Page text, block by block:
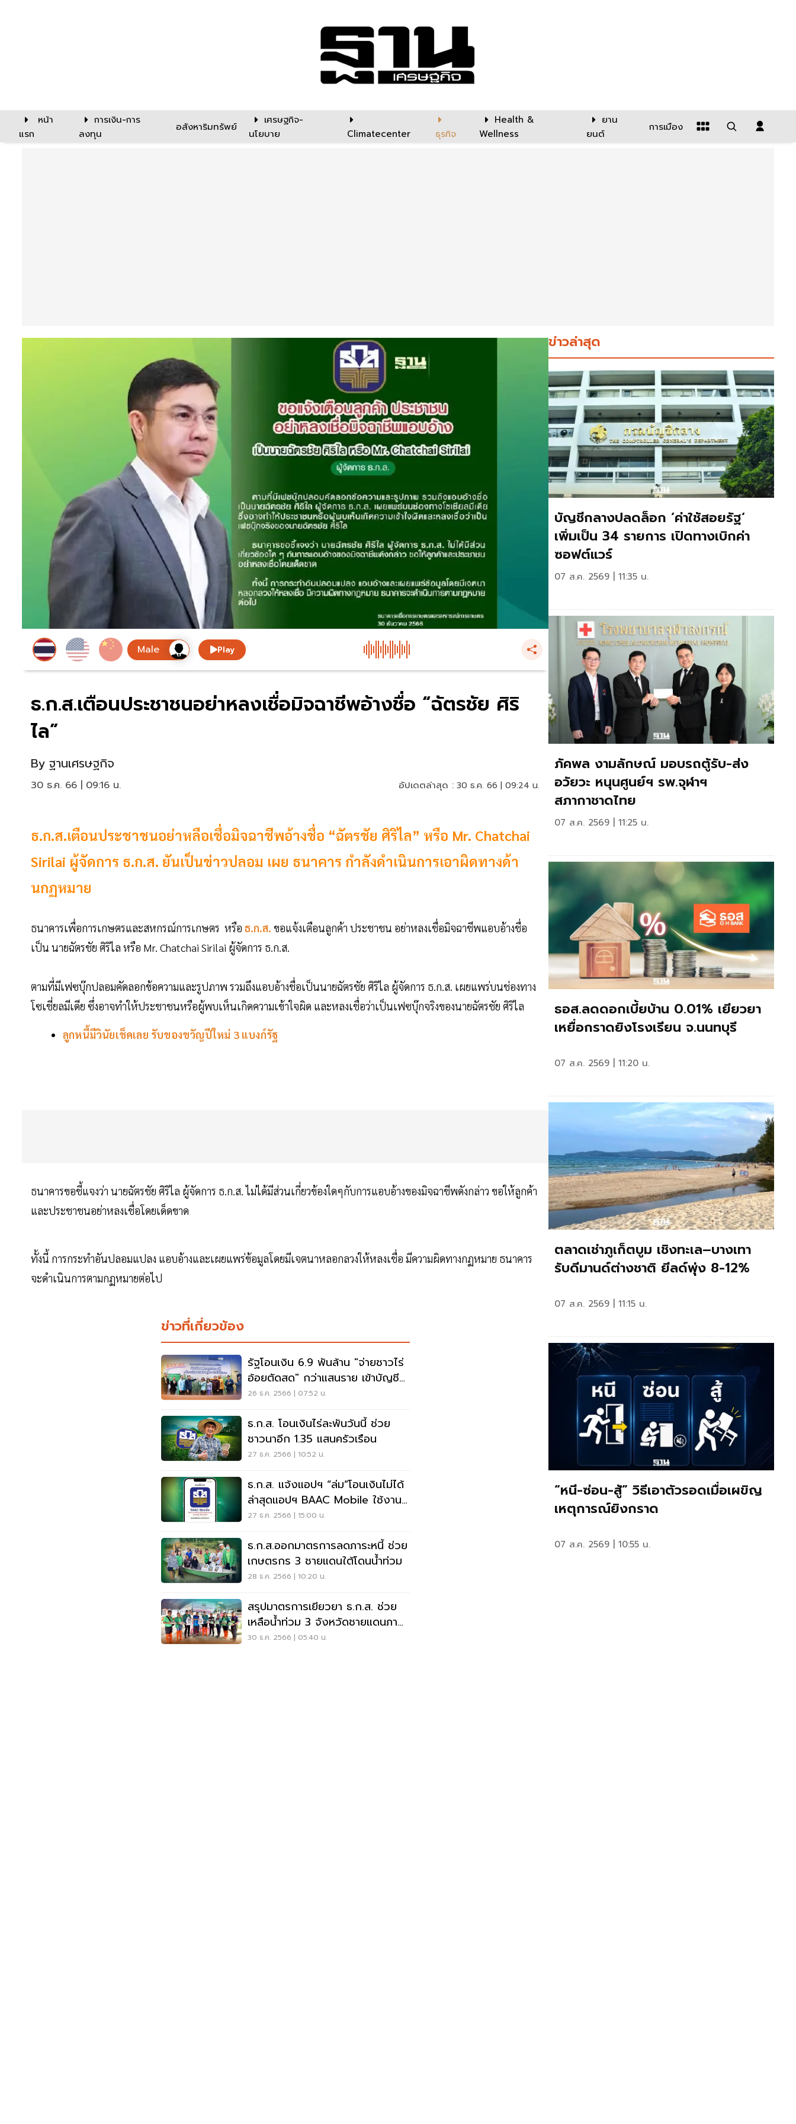
หน้า
แรก
การเงิน-การ
ลงทุน
อสังหาริมทรัพย์
เศรษฐกิจ-
นโยบาย
Climatecenter ธุรกิจ
Health &
Wellness
ยาน
ยนต์
การเมือง
Play
ธ.ก.ส.เตือนประชาชนอย่าหลงเชื่อมิจฉาชีพอ้างชื่อ “ฉัตรชัย ศิริ
ไล”
By ฐานเศรษฐกิจ
30 ธ.ค. 66 | 09:16 น. อัปเดตล่าสุด : 30 ธ.ค. 66 | 09:24 น.
ธ.ก.ส.เตือนประชาชนอย่าหลือเชื่อมิจฉาชีพอ้างชื่อ “ฉัตรชัย ศิริไล” หรือ Mr. Chatchai
Sirilai ผู้จัดการ ธ.ก.ส. ยันเป็นข่าวปลอม เผย ธนาคาร กำลังดำเนินการเอาผิดทางด้า
นกฏหมาย
ธนาคารเพื่อการเกษตรและสหกรณ์การเกษตร หรือ ธ.ก.ส. ขอแจ้งเตือนลูกค้า ประชาชน อย่าหลงเชื่อมิจฉาชีพแอบอ้างชื่อ
เป็น นายฉัตรชัย ศิริไล หรือ Mr. Chatchai Sirilai ผู้จัดการ ธ.ก.ส.
ตามที่มีเฟซบุ๊กปลอมคัดลอกข้อความและรูปภาพ รวมถึงแอบอ้างชื่อเป็นนายฉัตรชัย ศิริไล ผู้จัดการ ธ.ก.ส. เผยแพร่บนช่องทาง
โซเชี่ยลมีเดีย ซึ่งอาจทำให้ประชาชนหรือผู้พบเห็นเกิดความเข้าใจผิด และหลงเชื่อว่าเป็นเฟซบุ๊กจริงของนายฉัตรชัย ศิริไล
ลูกหนี้มีวินัยเช็คเลย รับของขวัญปีใหม่ 3 แบงก์รัฐ
ธนาคารขอชี้แจงว่า นายฉัตรชัย ศิริไล ผู้จัดการ ธ.ก.ส. ไม่ได้มีส่วนเกี่ยวข้องใดๆกับการแอบอ้างของมิจฉาชีพดังกล่าว ขอให้ลูกค้า
และประชาชนอย่าหลงเชื่อโดยเด็ดขาด
ทั้งนี้ การกระทำอันปลอมแปลง แอบอ้างและเผยแพร่ข้อมูลโดยมีเจตนาหลอกลวงให้หลงเชื่อ มีความผิดทางกฏหมาย ธนาคาร
จะดำเนินการตามกฏหมายต่อไป
ข่าวที่เกี่ยวข้อง
รัฐโอนเงิน 6.9 พันล้าน "จ่ายชาวไร่
อ้อยตัดสด" กว่าแสนราย เข้าบัญชี
วันนี้
26 ธ.ค. 2566 | 07:52 น.
ธ.ก.ส. โอนเงินไร่ละพันวันนี้ ช่วย
ชาวนาอีก 1.35 แสนครัวเรือน
27 ธ.ค. 2566 | 10:52 น.
ธ.ก.ส. แจ้งแอปฯ “ล่ม”โอนเงินไม่ได้
ล่าสุดแอปฯ BAAC Mobile ใช้งาน
ได้แล้ว
27 ธ.ค. 2566 | 15:00 น.
ธ.ก.ส.ออกมาตรการลดภาระหนี้ ช่วย
เกษตรกร 3 ชายแดนใต้โดนน้ำท่วม
28 ธ.ค. 2566 | 10:20 น.
สรุปมาตรการเยียวยา ธ.ก.ส. ช่วย
เหลือน้ำท่วม 3 จังหวัดชายแดนภาค
ใต้
30 ธ.ค. 2566 | 05:40 น.
ข่าวล่าสุด
บัญชีกลางปลดล็อก ‘ค่าใช้สอยรัฐ‘
เพิ่มเป็น 34 รายการ เปิดทางเบิกค่า
ซอฟต์แวร์
07 ส.ค. 2569 | 11:35 น.
ภัคพล งามลักษณ์ มอบรถตู้รับ-ส่ง
อวัยวะ หนุนศูนย์ฯ รพ.จุฬาฯ
สภากาชาดไทย
07 ส.ค. 2569 | 11:25 น.
ธอส.ลดดอกเบี้ยบ้าน 0.01% เยียวยา
เหยื่อกราดยิงโรงเรียน จ.นนทบุรี
07 ส.ค. 2569 | 11:20 น.
ตลาดเช่าภูเก็ตบูม เชิงทะเล–บางเทา
รับดีมานด์ต่างชาติ ยีลด์พุ่ง 8-12%
07 ส.ค. 2569 | 11:15 น.
“หนี-ซ่อน-สู้” วิธีเอาตัวรอดเมื่อเผขิญ
เหตุการณ์ยิงกราด
07 ส.ค. 2569 | 10:55 น.